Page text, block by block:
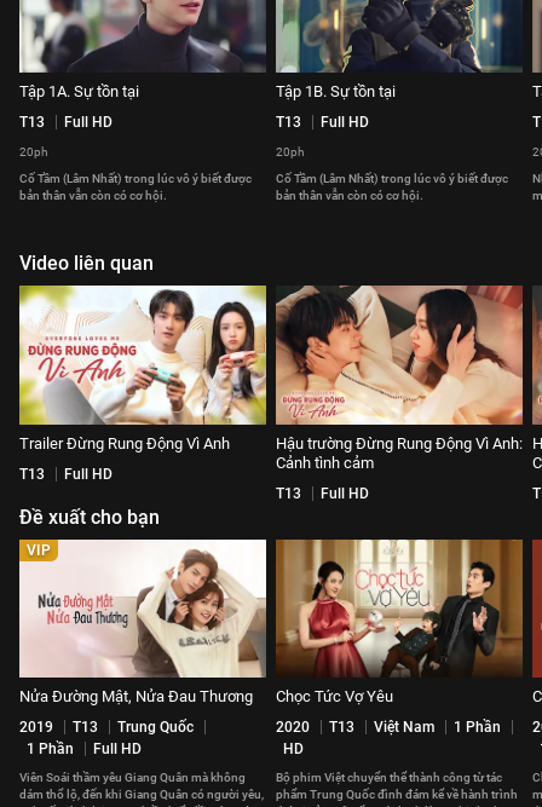
Tập 1A. Sự tồn tại
T13 Full HD
20ph
Cố Tầm (Lâm Nhất) trong lúc vô ý biết được
bản thân vẫn còn có cơ hội.
Tập 1B. Sự tồn tại
T13 Full HD
20ph
Cố Tầm (Lâm Nhất) trong lúc vô ý biết được
bản thân vẫn còn có cơ hội.
Video liên quan
Trailer Đừng Rung Động Vì Anh
T13 Full HD
Hậu trường Đừng Rung Động Vì Anh:
Cảnh tình cảm
T13 Full HD
Đề xuất cho bạn
VIP
Nửa Đường Mật, Nửa Đau Thương
2019 T13
Trung Quốc
1 Phần
Full HD
Viên Soái thầm yêu Giang Quân mà không
dám thổ lộ, đến khi Giang Quân có người yêu,
Chọc Tức Vợ Yêu
2020 T13 Việt Nam
1 Phần
HD
Bộ phim Việt chuyển thể thành công từ tác
phẩm Trung Quốc đình đám kể về hành trình